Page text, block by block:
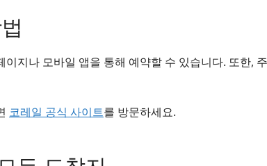
이지나 모바일 앱을 통해 예약할 수 있습니다. 또한,
코레일 공식 사이트를 방문하세요.